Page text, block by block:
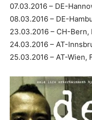
07.03.2016 – DE-
08.03.2016 – DE-
23.03.2016 – CH-Bern,
24.03.2016 – AT-
25.03.2016 – AT-Wien,